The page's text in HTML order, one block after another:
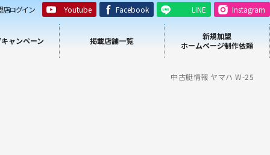
店ログイン Youtube Facebook LINE Instagram
ャンペーン 掲載店舗一覧
新規加盟
ホームページ制作依頼
中古艇情報 ヤマハ W-25